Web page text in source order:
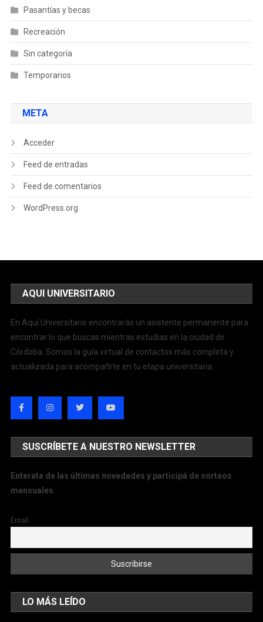
Pasantías y becas
Recreación
Sin categoría
Temporarios
META
Acceder
Feed de entradas
Feed de comentarios
WordPress.org
AQUI UNIVERSITARIO
En Aquí Universitario encontrarás un asistente permanente para
encontrar lo que buscas mientras estudias en la ciudad de
Córdoba. Somos la guía virtual de contactos más completa y
actualizada para acompañrte en tu etapa universitaria.
SUSCRÍBETE A NUESTRO NEWSLETTER
Enterate de las últimas novedades y participá de sorteos
mensuales
Email
LO MÁS LEÍDO